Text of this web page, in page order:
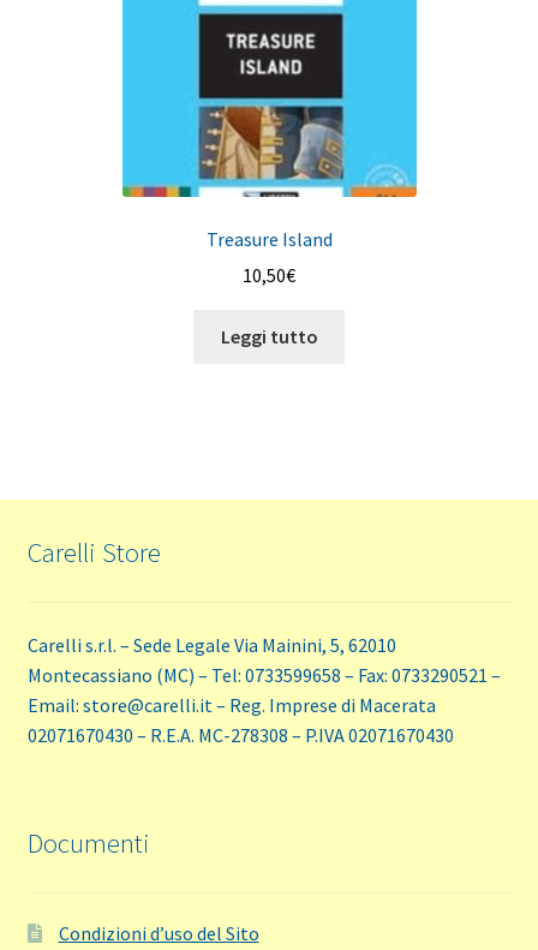
Treasure Island
10,50€
Leggi tutto
Carelli Store
Carelli s.r.l. – Sede Legale Via Mainini, 5, 62010
Montecassiano (MC) – Tel: 0733599658 – Fax: 0733290521 –
Email: store@carelli.it – Reg. Imprese di Macerata
02071670430 – R.E.A. MC-278308 – P.IVA 02071670430
Documenti
Condizioni d’uso del Sito